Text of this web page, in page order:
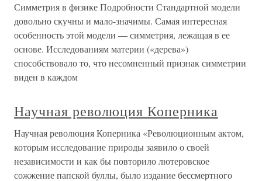
Симметрия в физике Подробности Стандартной модели
довольно скучны и мало-значимы. Самая интересная
особенность этой модели — симметрия, лежащая в ее
основе. Исследованиям материи («дерева»)
способствовало то, что несомненный признак симметрии
виден в каждом
Научная революция Коперника
Научная революция Коперника «Революционным актом,
которым исследование природы заявило о своей
независимости и как бы повторило лютеровское
сожжение папской буллы, было издание бессмертного